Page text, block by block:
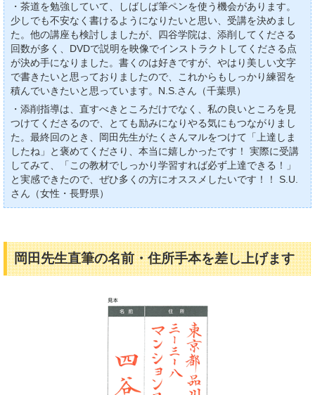
・茶道を勉強していて、しばしば筆ペンを使う機会があります。
少しでも不安なく書けるようになりたいと思い、受講を決めまし
た。他の講座も検討しましたが、四谷学院は、添削してくださる
回数が多く、DVDで説明を映像でインストラクトしてくださる点
が決め手になりました。書くのは好きですが、やはり美しい文字
で書きたいと思っておりましたので、これからもしっかり練習を
積んでいきたいと思っています。N.S.さん（千葉県）
・添削指導は、直すべきところだけでなく、私の良いところを見
つけてくださるので、とても励みになりやる気にもつながりまし
た。最終回のとき、岡田先生がたくさんマルをつけて「上達しま
したね」と褒めてくださり、本当に嬉しかったです！ 実際に受講
してみて、「この教材でしっかり学習すれば必ず上達できる！」
と実感できたので、ぜひ多くの方にオススメしたいです！！ S.U.
さん（女性・長野県）
岡田先生直筆の名前・住所手本を差し上げます